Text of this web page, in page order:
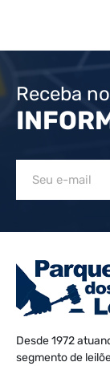
Receba
Desde 1972
segmento de